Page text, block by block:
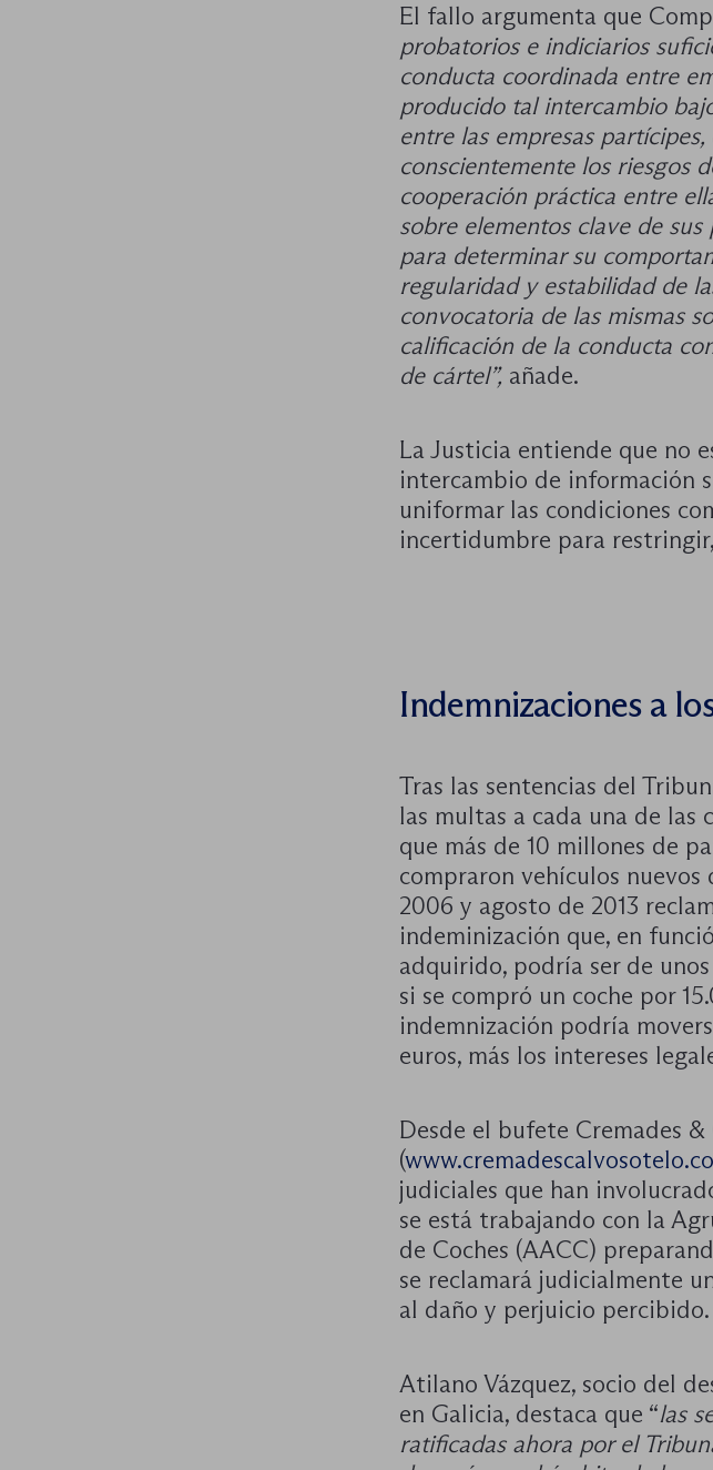
El fallo argumenta que
probatorios e indiciarios
conducta coordinada entre
producido tal intercambio
entre las empresas
conscientemente los riesgos
cooperación práctica entre
sobre elementos clave de
para determinar su
regularidad y estabilidad de
convocatoria de las mismas
calificación de la conducta
de cártel”, añade.
La Justicia entiende que no
intercambio de información
uniformar las condiciones
incertidumbre para
Indemnizaciones a
Tras las sentencias del
las multas a cada una de las
que más de 10 millones de
compraron vehículos
2006 y agosto de 2013
indeminización que, en
adquirido, podría ser de
si se compró un coche por
indemnización podría
euros, más los intereses
Desde el bufete Cremades
(
judiciales que han
se está trabajando con la
de Coches (AACC)
se reclamará judicialmente
al daño y perjuicio percibido.
Atilano Vázquez, socio del
en Galicia, destaca que “las
ratificadas ahora por el